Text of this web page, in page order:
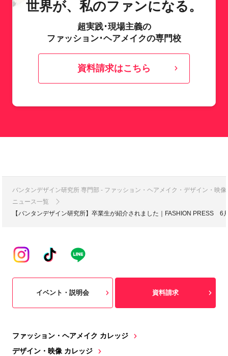
世界が、私のファンになる。
超実践･現場主義の
ファッション･ヘアメイクの専門校
資料請求はこちら
バンタンデザイン研究所 専門部 - ファッション・ヘアメイク・デザイン・映
ニュース一覧
【バンタンデザイン研究所】卒業生が紹介されました｜FASHION PRESS 6
ファッション・ヘアメイク カレッジ
デザイン・映像 カレッジ
イベント・説明会 資料請求